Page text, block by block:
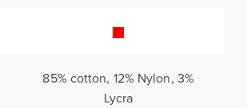
85% cotton, 12% Nylon, 3%
Lycra